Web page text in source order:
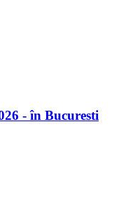
- în Bucuresti